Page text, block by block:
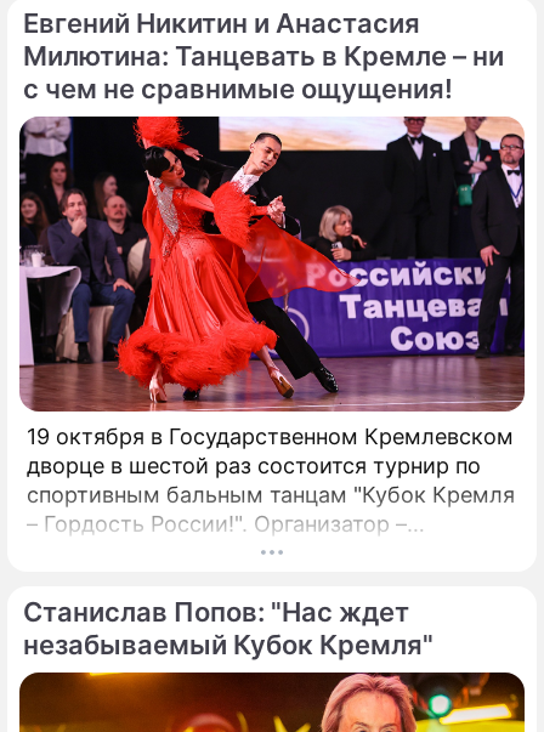
возможности для расширения своего
присутствия. Однако наряду с
преимуществами возникают и серьезные
проблемы, особенно в нормативно-
правовой сфере. Понимание этих
препятствий имеет важное значение для
предприятий, рассматривающих
возможность внедрения Биткойна.
Евгений Никитин и Анастасия
Милютина: Танцевать в Кремле – ни
с чем не сравнимые ощущения!
19 октября в Государственном Кремлевском
дворце в шестой раз состоится турнир по
спортивным бальным танцам "Кубок Кремля
– Гордость России!". Организатор –
президент Российского танцевального
народный артист России Станислав Попов.
Станислав Попов: "Нас ждет
незабываемый Кубок Кремля"